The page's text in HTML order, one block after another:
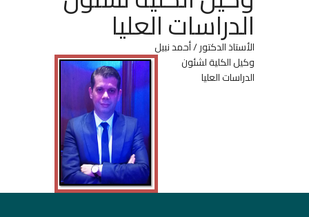
الدراسات العليا
الأستاذ الدكتور / أحمد نبيل
وكيل الكلية لشئون
الدراسات العليا